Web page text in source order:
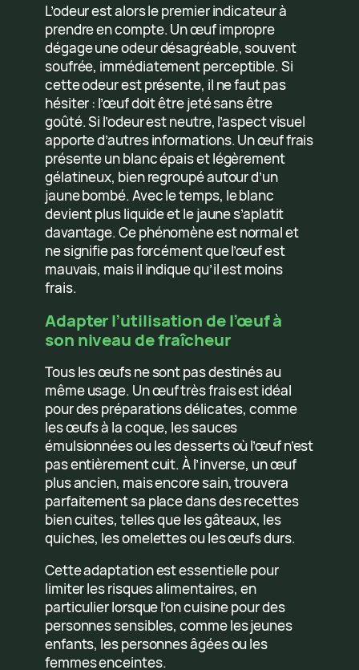
L’odeur est alors le premier indicateur à
prendre en compte. Un œuf impropre
dégage une odeur désagréable, souvent
soufrée, immédiatement perceptible. Si
cette odeur est présente, il ne faut pas
hésiter : l’œuf doit être jeté sans être
goûté. Si l’odeur est neutre, l’aspect visuel
apporte d’autres informations. Un œuf frais
présente un blanc épais et légèrement
gélatineux, bien regroupé autour d’un
jaune bombé. Avec le temps, le blanc
devient plus liquide et le jaune s’aplatit
davantage. Ce phénomène est normal et
ne signifie pas forcément que l’œuf est
mauvais, mais il indique qu’il est moins
frais.
Adapter l’utilisation de l’œuf à
son niveau de fraîcheur
Tous les œufs ne sont pas destinés au
même usage. Un œuf très frais est idéal
pour des préparations délicates, comme
les œufs à la coque, les sauces
émulsionnées ou les desserts où l’œuf n’est
pas entièrement cuit. À l’inverse, un œuf
plus ancien, mais encore sain, trouvera
parfaitement sa place dans des recettes
bien cuites, telles que les gâteaux, les
quiches, les omelettes ou les œufs durs.
Cette adaptation est essentielle pour
limiter les risques alimentaires, en
particulier lorsque l’on cuisine pour des
personnes sensibles, comme les jeunes
enfants, les personnes âgées ou les
femmes enceintes.